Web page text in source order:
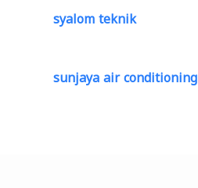
syalom teknik
sunjaya air conditioning